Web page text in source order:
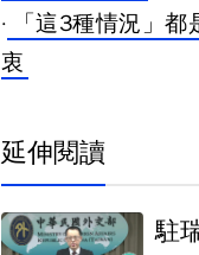
·
「這3種情況」
衷
延伸閱讀
駐